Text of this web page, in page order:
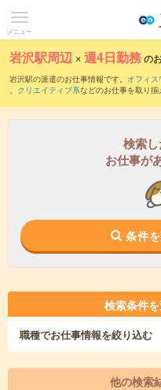
メニュー
岩沢駅周辺 ×週4日勤務の
岩沢駅の派遣のお仕事情報です。 オフィ
、 クリエイティブ系などのお仕事を取り揃
検索
お仕事が
条件
検索条件
職種でお仕事情報を絞り込む
他の検索